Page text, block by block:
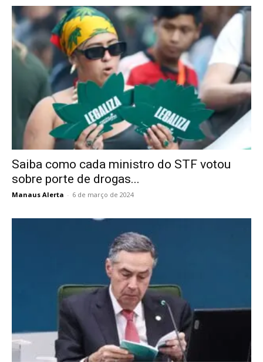
Saiba como cada ministro do STF votou
sobre porte de drogas...
Manaus Alerta - 6 de março de 2024